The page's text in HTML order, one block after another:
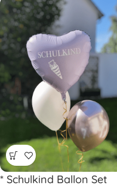
* Schulkind Ballon Set